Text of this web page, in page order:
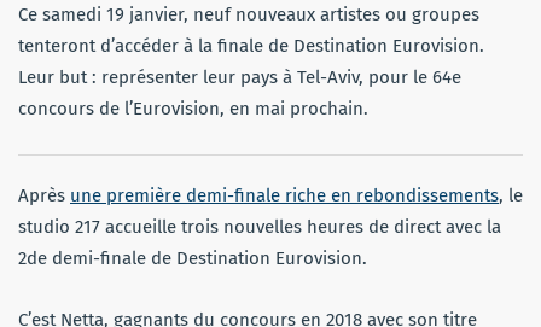
Ce samedi 19 janvier, neuf nouveaux artistes ou groupes
tenteront d’accéder à la finale de Destination Eurovision.
Leur but : représenter leur pays à Tel-Aviv, pour le 64e
concours de l’Eurovision, en mai prochain.
Après une première demi-finale riche en rebondissements, le
studio 217 accueille trois nouvelles heures de direct avec la
2de demi-finale de Destination Eurovision.
C’est Netta, gagnants du concours en 2018 avec son titre